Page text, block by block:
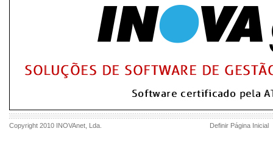
Copyright 2010 INOVAnet , Lda. Definir Página Inicial